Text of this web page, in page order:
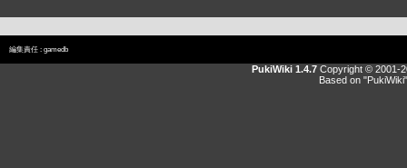
編集責任 : gamedb
PukiWiki 1.4.7 Copyright © 2001-
Based on